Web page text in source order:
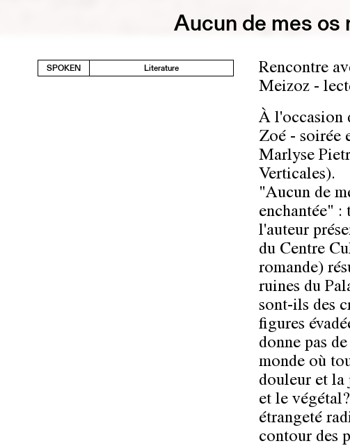
Aucun de mes os
SPOKEN Literature
Rencontre
Meizoz -
À l'occasion
Zoé - soirée
Marlyse
Verticales).
"Aucun de
enchantée" :
l'auteur
du Centre
romande)
ruines du
sont-ils des
figures
donne pas
monde où
douleur et la
et le
étrangeté
contour des